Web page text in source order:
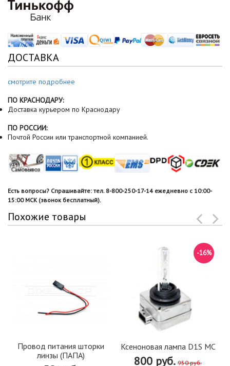
ДОСТАВКА
смотрите подробнее
ПО КРАСНОДАРУ:
Доставка курьером по Краснодару
ПО РОССИИ:
Почтой России или транспортной компанией.
Есть вопросы? Спрашивайте: тел. 8-800-250-17-14 ежедневно с 10:00-
15:00 МСК (звонок бесплатный).
Похожие товары
Провод питания шторки
линзы (ПАПА)
Ксеноновая лампа D1S MC
800 руб. 950 руб.
-16%